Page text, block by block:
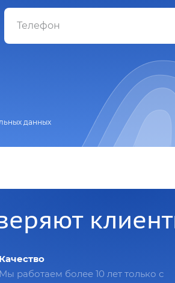
данных
Качество
Мы работаем более 10 лет только с